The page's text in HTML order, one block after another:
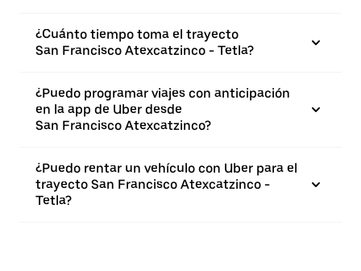
¿Cuánto tiempo toma el trayecto
San Francisco Atexcatzinco - Tetla?
¿Puedo programar viajes con anticipación
en la app de Uber desde
San Francisco Atexcatzinco?
¿Puedo rentar un vehículo con Uber para el
trayecto San Francisco Atexcatzinco -
Tetla?